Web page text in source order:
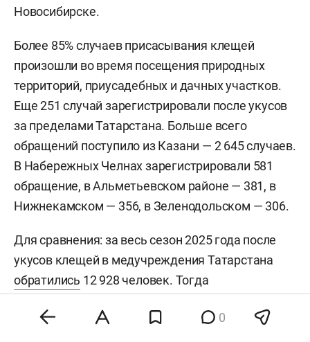
Новосибирске.
Более 85% случаев присасывания клещей
произошли во время посещения природных
территорий, приусадебных и дачных участков.
Еще 251 случай зарегистрировали после укусов
за пределами Татарстана. Больше всего
обращений поступило из Казани — 2 645 случаев.
В Набережных Челнах зарегистрировали 581
обращение, в Альметьевском районе — 381, в
Нижнекамском — 356, в Зеленодольском — 306.
Для сравнения: за весь сезон 2025 года после
укусов клещей в медучреждения Татарстана
обратились 12 928 человек. Тогда
боррелиоза и пять — клещевого энцефалита.
0